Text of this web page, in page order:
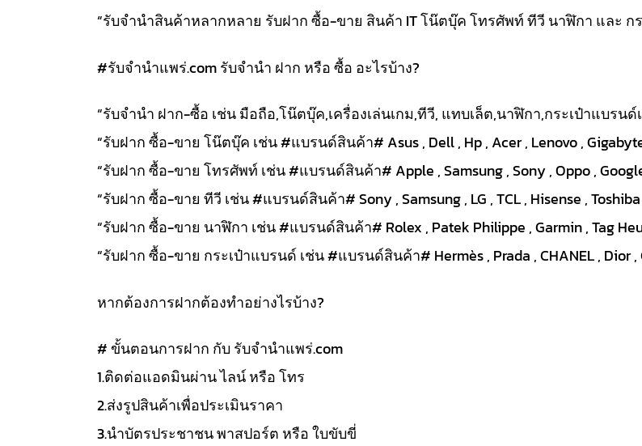
“รับจำนำสินค้าหลากหลาย รับฝาก ซื้อ-ขาย สินค้า IT โน๊ตบุ๊ค โทรศัพท์ ทีวี นาฬิกา และ ก
#รับจํานําแพร่.com รับจำนำ ฝาก หรือ ซื้อ อะไรบ้าง?
“รับจำนำ ฝาก-ซื้อ เช่น มือถือ,โน๊ตบุ๊ค,เครื่องเล่นเกม,ทีวี, แทบเล็ต,นาฬิกา,กระเป๋าแบรนด์
“รับฝาก ซื้อ-ขาย โน๊ตบุ๊ค เช่น #แบรนด์สินค้า# Asus , Dell , Hp , Acer , Lenovo ,
“รับฝาก ซื้อ-ขาย โทรศัพท์ เช่น #แบรนด์สินค้า# Apple , Samsung , Sony , Oppo ,
“รับฝาก ซื้อ-ขาย ทีวี เช่น #แบรนด์สินค้า# Sony , Samsung , LG , TCL , Hisense ,
“รับฝาก ซื้อ-ขาย นาฬิกา เช่น #แบรนด์สินค้า# Rolex , Patek Philippe , Garmin , Tag
“รับฝาก ซื้อ-ขาย กระเป๋าแบรนด์ เช่น #แบรนด์สินค้า# Hermès , Prada , CHANEL , Dior ,
หากต้องการฝากต้องทำอย่างไรบ้าง?
# ขั้นตอนการฝาก กับ รับจำนำแพร่.com
1.ติดต่อแอดมินผ่าน ไลน์ หรือ โทร
2.ส่งรูปสินค้าเพื่อประเมินราคา
3.นำบัตรประชาชน พาสปอร์ต หรือ ใบขับขี่